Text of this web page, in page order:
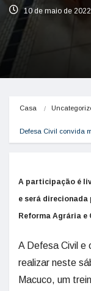
10 de maio de 2022
Casa
Defesa Civil convida
A participação é
e será
Reforma Agrária e
A Defesa Civil e
realizar neste
Macuco, um